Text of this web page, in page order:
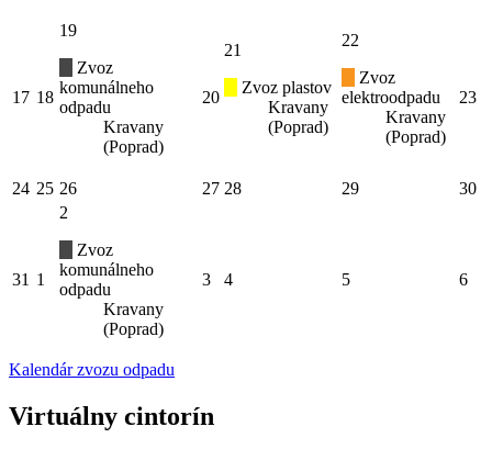
17 18
19
Zvoz
komunálneho
odpadu
Kravany
(Poprad)
20
21
Zvoz plastov
Kravany
(Poprad)
22
Zvoz
elektroodpadu
Kravany
(Poprad)
23
24 25 26 27 28 29 30
31 1
2
Zvoz
komunálneho
odpadu
Kravany
(Poprad)
3 4 5 6
Kalendár zvozu odpadu
Virtuálny cintorín